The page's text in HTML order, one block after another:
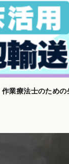
業療法士のための